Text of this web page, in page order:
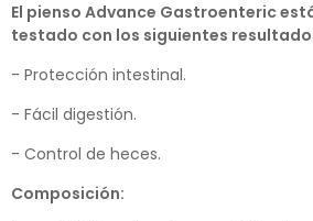
El pienso Advance Gastroenteric
testado con los siguientes
- Protección intestinal.
- Fácil digestión.
- Control de heces.
Composición: